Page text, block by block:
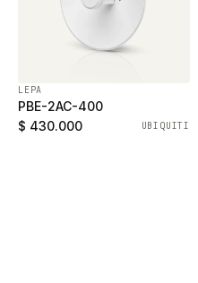
LEPA
PBE-2AC-400
$ 430.000
UBIQUITI